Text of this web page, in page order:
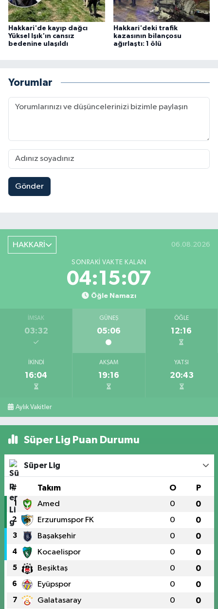
Hakkari'de kayıp dağcı
Yüksel Işık'ın cansız
bedenine ulaşıldı
Hakkari'deki trafik
kazasının bilançosu
ağırlaştı: 1 ölü
Yorumlar
Gönder
HAKKARİ 06.08.2026
SONRAKI VAKTE KALAN
04:15:06
Öğle Namazı
İMSAK
03:32
GÜNEŞ
05:06
ÖĞLE
12:16
İKINDI
16:04
AKŞAM
19:16
YATSI
20:43
Aylık Vakitler
Süper Lig Puan Durumu
Süper Lig
# Takım O P
1 Amed 0 0
2 Erzurumspor FK 0 0
3 Başakşehir 0 0
4 Kocaelispor 0 0
5 Beşiktaş 0 0
6 Eyüpspor 0 0
7 Galatasaray 0 0